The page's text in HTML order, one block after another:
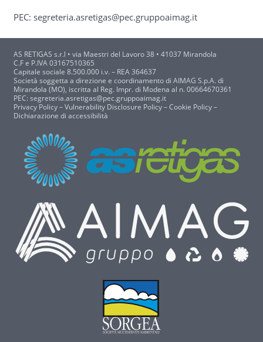
PEC: segreteria.asretigas@pec.gruppoaimag.it
AS RETIGAS s.r.l • via Maestri del Lavoro 38 • 41037 Mirandola
C.F e P.IVA 03167510365
Capitale sociale 8.500.000 i.v. – REA 364637
Società soggetta a direzione e coordinamento di AIMAG S.p.A. di
Mirandola (MO), iscritta al Reg. Impr. di Modena al n. 00664670361
PEC: segreteria.asretigas@pec.gruppoaimag.it
Privacy Policy–Vulnerability Disclosure Policy–Cookie Policy–
Dichiarazione di accessibilità